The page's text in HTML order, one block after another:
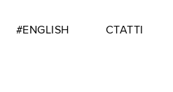
#ENGLISH СТАТТІ